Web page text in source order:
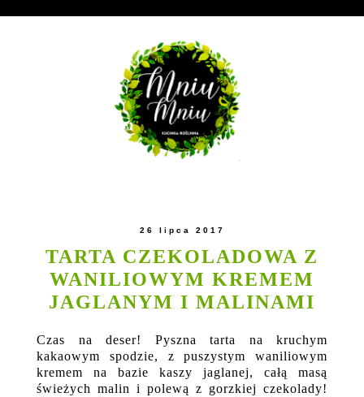
26 lipca 2017
TARTA CZEKOLADOWA Z
WANILIOWYM KREMEM
JAGLANYM I MALINAMI
Czas na deser! Pyszna tarta na kruchym
kakaowym spodzie, z puszystym waniliowym
kremem na bazie kaszy jaglanej, całą masą
świeżych malin i polewą z gorzkiej czekolady!